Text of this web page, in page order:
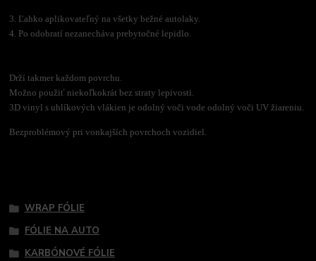
3. Ľahko aplikovateľný na všetky bežné autolaky.
4. Po odobratí nezanecháva prebytočné lepidlo.
Drží takmer každom povrchu.
Možno použiť niekoľkokrát bez straty lepivosti.
3D vinyl s uhlíkových vlákien je odolný voči vode odolný voči UV žiareniu.
Bezproblémový pri vonkajších povrchoch vozidiel.
WRAP FÓLIE
FÓLIE NA AUTO
KARBÓNOVÉ FÓLIE